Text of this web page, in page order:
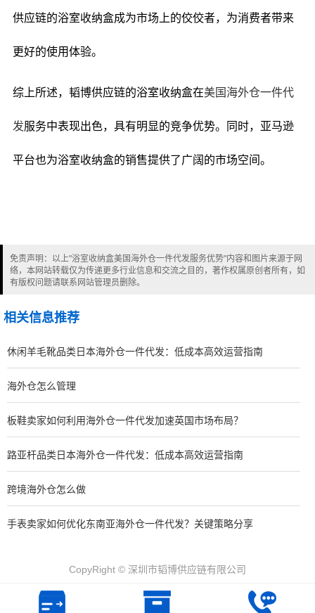
供应链的浴室收纳盒成为市场上的佼佼者，为消费者带来
更好的使用体验。
综上所述，韬博供应链的浴室收纳盒在美国海外仓一件代
发服务中表现出色，具有明显的竞争优势。同时，亚马逊
平台也为浴室收纳盒的销售提供了广阔的市场空间。
免责声明：以上"浴室收纳盒美国海外仓一件代发服务优势"内容和图片来源于网
络，本网站转载仅为传递更多行业信息和交流之目的，著作权属原创者所有，如
有版权问题请联系网站管理员删除。
相关信息推荐
休闲羊毛靴品类日本海外仓一件代发：低成本高效运营指南
海外仓怎么管理
板鞋卖家如何利用海外仓一件代发加速英国市场布局？
路亚杆品类日本海外仓一件代发：低成本高效运营指南
跨境海外仓怎么做
手表卖家如何优化东南亚海外仓一件代发？关键策略分享
CopyRight © 深圳市韬博供应链有限公司